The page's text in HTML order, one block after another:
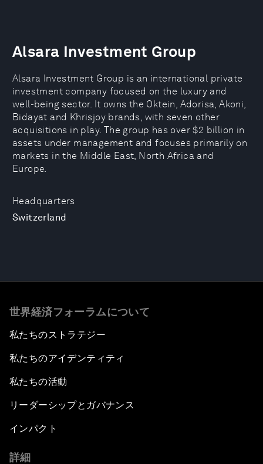
Headquarters
Switzerland
Alsara Investment Group
Alsara Investment Group is an international private
investment company focused on the luxury and
well-being sector. It owns the Oktein, Adorisa, Akoni,
Bidayat and Khrisjoy brands, with seven other
acquisitions in play. The group has over $2 billion in
assets under management and focuses primarily on
markets in the Middle East, North Africa and
Europe.
世界経済フォーラムについて
私たちのストラテジー
私たちのアイデンティティ
私たちの活動
リーダーシップとガバナンス
インパクト
詳細